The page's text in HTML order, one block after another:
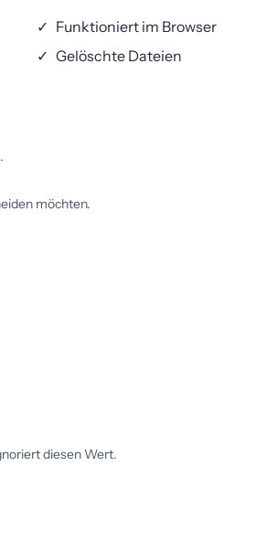
✓ Funktioniert im Browser
✓ Gelöschte Dateien
möchten.
diesen Wert.